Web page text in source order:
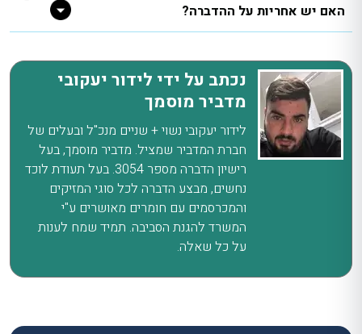
האם יש אחריות על ההדברה?
נכתב על ידי לידור יעקובי
מדביר מוסמך
לידור יעקובי נשוי + שניים מנכ"ל ובעלים של
חברת המדביר שמציל. מדביר מוסמך, בעל
רישיון הדברה מספר 3054. בעל תעודת לוכד
נחשים, מבצע הדברה לכל סוגי המזיקים
והמכרסמים עם חומרים מאושרים ע"י
המשרד להגנת הסביבה. תמיד שמח לענות
על כל שאלה.